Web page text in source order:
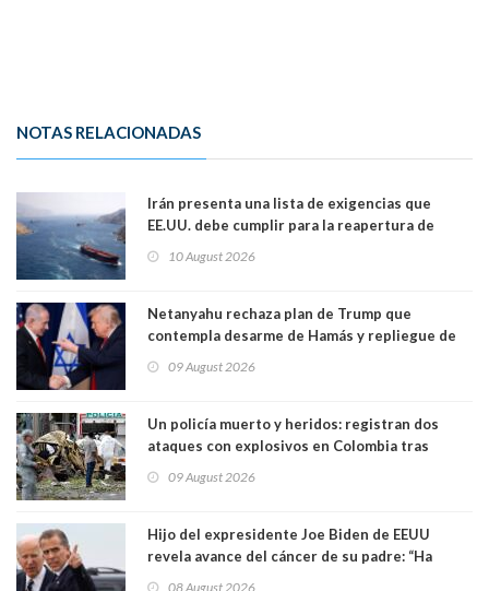
NOTAS RELACIONADAS
Irán presenta una lista de exigencias que
EE.UU. debe cumplir para la reapertura de
10 August 2026
Netanyahu rechaza plan de Trump que
contempla desarme de Hamás y repliegue de
09 August 2026
Un policía muerto y heridos: registran dos
ataques con explosivos en Colombia tras
09 August 2026
Hijo del expresidente Joe Biden de EEUU
revela avance del cáncer de su padre: “Ha
08 August 2026